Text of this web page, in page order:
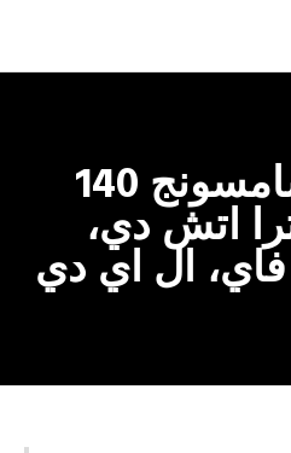
تلفزيون سامسونج 140
اتش دي،
ال اي دي